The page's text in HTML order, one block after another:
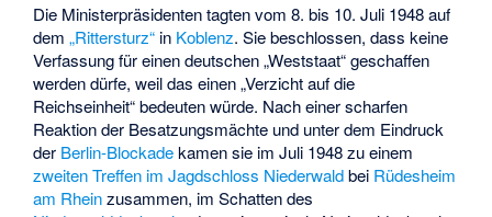
Die Ministerpräsidenten tagten vom 8. bis 10. Juli 1948 auf
dem„Rittersturz“ in Koblenz. Sie beschlossen, dass keine
Verfassung für einen deutschen „Weststaat“ geschaffen
werden dürfe, weil das einen „Verzicht auf die
Reichseinheit“ bedeuten würde. Nach einer scharfen
Reaktion der Besatzungsmächte und unter dem Eindruck
der Berlin-Blockadekamen sie im Juli 1948 zu einem
zweiten Treffen im Jagdschloss Niederwaldbei Rüdesheim
am Rheinzusammen, im Schatten des